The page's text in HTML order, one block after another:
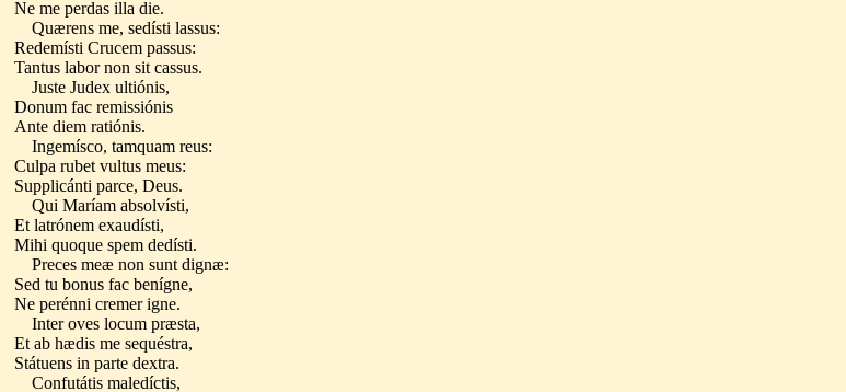
Ne me perdas illa die.
Quærens me, sedísti lassus:
Redemísti Crucem passus:
Tantus labor non sit cassus.
Juste Judex ultiónis,
Donum fac remissiónis
Ante diem ratiónis.
Ingemísco, tamquam reus:
Culpa rubet vultus meus:
Supplicánti parce, Deus.
Qui Maríam absolvísti,
Et latrónem exaudísti,
Mihi quoque spem dedísti.
Preces meæ non sunt dignæ:
Sed tu bonus fac benígne,
Ne perénni cremer igne.
Inter oves locum præsta,
Et ab hædis me sequéstra,
Státuens in parte dextra.
Confutátis maledíctis,